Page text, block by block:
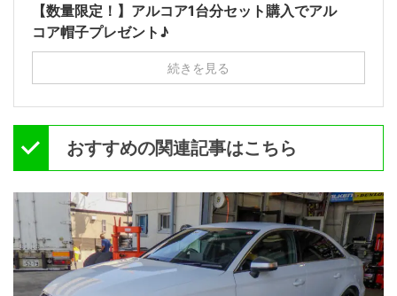
【数量限定！】アルコア1台分セット購入でアル
コア帽子プレゼント♪
続きを見る
おすすめの関連記事はこちら